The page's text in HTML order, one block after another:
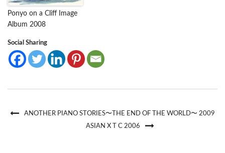
Ponyo on a Cliff Image
Album 2008
Social Sharing
ANOTHER PIANO STORIES〜THE END OF THE WORLD〜 2009
ASIAN X T C 2006